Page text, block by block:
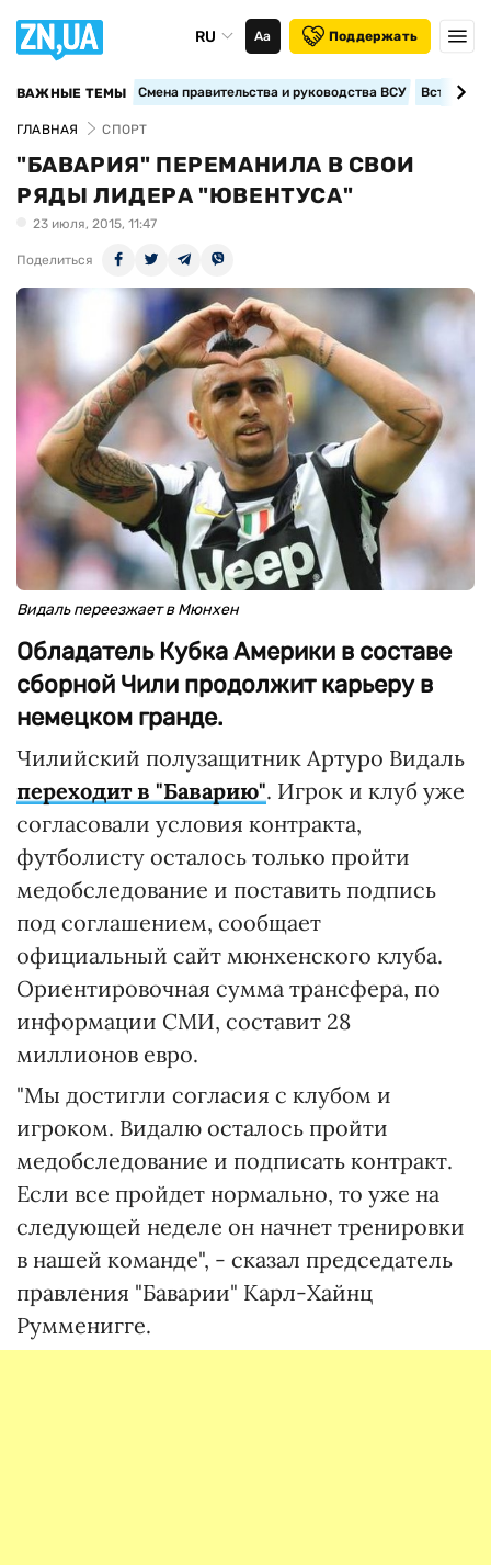
RU Аа Поддержать
ВАЖНЫЕ ТЕМЫ Смена правительства и руководства ВСУ
ГЛАВНАЯ СПОРТ
"БАВАРИЯ" ПЕРЕМАНИЛА В СВОИ
РЯДЫ ЛИДЕРА "ЮВЕНТУСА"
23 июля, 2015, 11:47
Поделиться
Видаль переезжает в Мюнхен
Обладатель Кубка Америки в составе
сборной Чили продолжит карьеру в
немецком гранде.
Чилийский полузащитник Артуро Видаль
переходит в "Баварию". Игрок и клуб уже
согласовали условия контракта,
футболисту осталось только пройти
медобследование и поставить подпись
под соглашением, сообщает
официальный сайт мюнхенского клуба.
Ориентировочная сумма трансфера, по
информации СМИ, составит 28
миллионов евро.
"Мы достигли согласия с клубом и
игроком. Видалю осталось пройти
медобследование и подписать контракт.
Если все пройдет нормально, то уже на
следующей неделе он начнет тренировки
в нашей команде", - сказал председатель
правления "Баварии" Карл-Хайнц
Румменигге.